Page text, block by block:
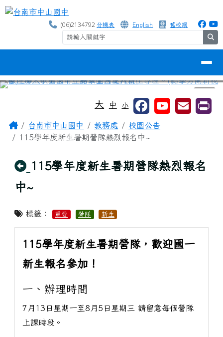
跳至主內容區
台南市中山國中
(06)2134792分機表 English 舊校網
⏸
大 中 小
主內容區域
Home台南市中山國中 教務處
校園公告
115學年度新生暑期營隊熱烈報名中~
回上頁
115學年度新生暑期營隊熱烈報名
中~
標籤： 重要 營隊 新生
115學年度新生暑期營隊，歡迎國一
新生報名參加！
一、辦理時間
7月13日星期一至8月5日星期三 請留意每個營隊
上課時段。
頁尾區域